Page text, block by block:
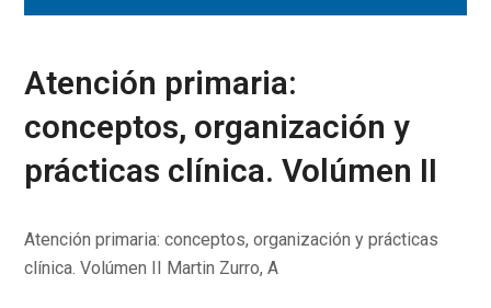
Atención primaria:
conceptos, organización y
prácticas clínica. Volúmen II
Atención primaria: conceptos, organización y prácticas
clínica. Volúmen II Martin Zurro, A